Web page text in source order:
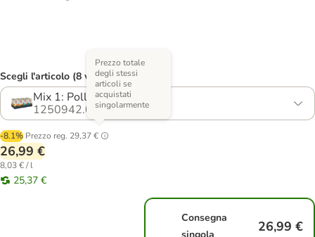
Scegli l'articolo (8 varianti)
Mix 1: Pollo e Tonno
1250942.0
-8.1% Prezzo reg. 29,37 €
Prezzo totale
degli stessi
articoli se
acquistati
singolarmente
26,99 €
8,03 € / l
25,37 €
Consegna
26,99 €